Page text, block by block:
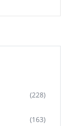
(228)
(163)